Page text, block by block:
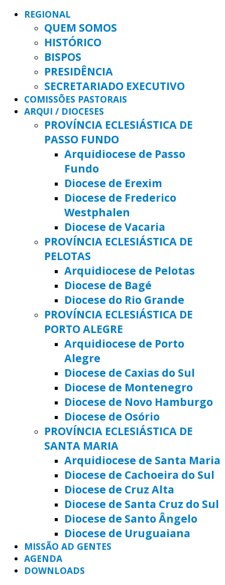
REGIONAL
QUEM SOMOS
HISTÓRICO
BISPOS
PRESIDÊNCIA
SECRETARIADO EXECUTIVO
COMISSÕES PASTORAIS
ARQUI / DIOCESES
PROVÍNCIA ECLESIÁSTICA DE
PASSO FUNDO
Arquidiocese de Passo
Fundo
Diocese de Erexim
Diocese de Frederico
Westphalen
Diocese de Vacaria
PROVÍNCIA ECLESIÁSTICA DE
PELOTAS
Arquidiocese de Pelotas
Diocese de Bagé
Diocese do Rio Grande
PROVÍNCIA ECLESIÁSTICA DE
PORTO ALEGRE
Arquidiocese de Porto
Alegre
Diocese de Caxias do Sul
Diocese de Montenegro
Diocese de Novo Hamburgo
Diocese de Osório
PROVÍNCIA ECLESIÁSTICA DE
SANTA MARIA
Arquidiocese de Santa Maria
Diocese de Cachoeira do Sul
Diocese de Cruz Alta
Diocese de Santa Cruz do Sul
Diocese de Santo Ângelo
Diocese de Uruguaiana
MISSÃO AD GENTES
AGENDA
DOWNLOADS